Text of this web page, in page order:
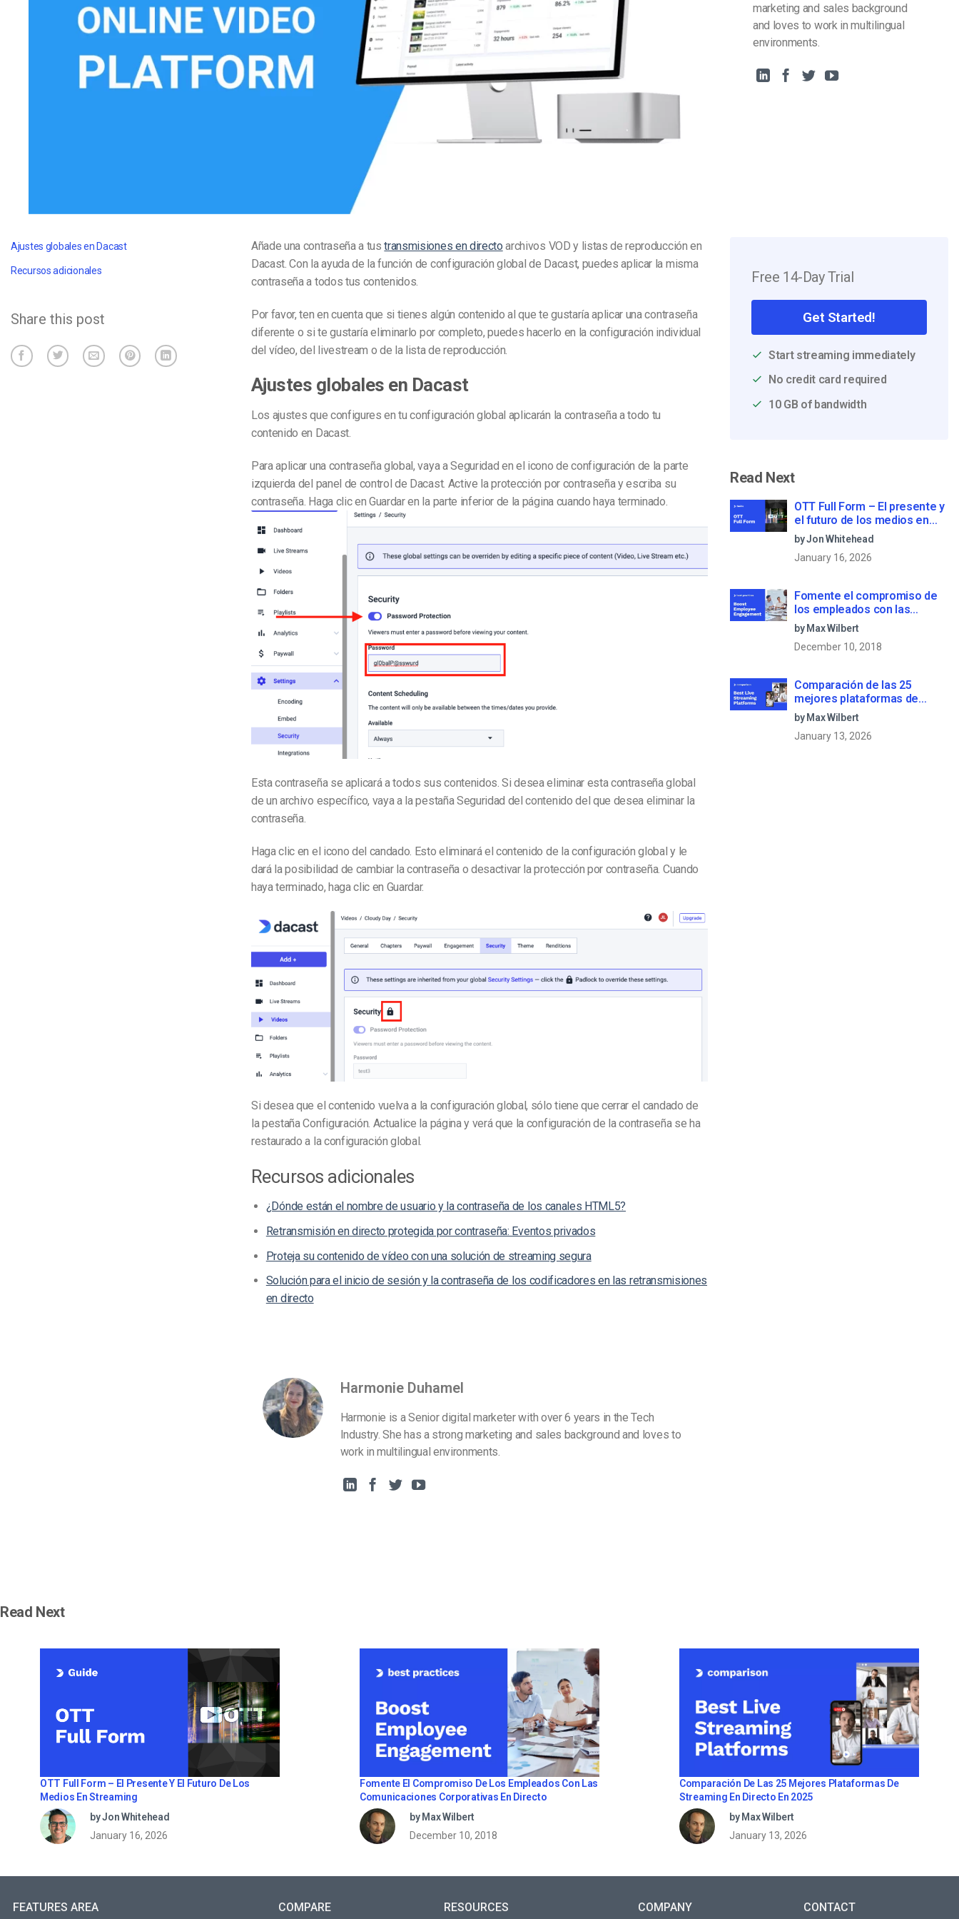
Privacidad y Seguridad
Marketing de Video
Aprendizaje en Línea
Emisoras de Radio y Televisión
marketing and sales background
and loves to work in multilingual
environments.
Ajustes globales en Dacast
Recursos adicionales
Share this post
Añade una contraseña a tustransmisiones en directo archivos VOD y listas de reproducción en
Dacast. Con la ayuda de la función de configuración global de Dacast, puedes aplicar la misma
contraseña a todos tus contenidos.
Por favor, ten en cuenta que si tienes algún contenido al que te gustaría aplicar una contraseña
diferente o si te gustaría eliminarlo por completo, puedes hacerlo en la configuración individual
del vídeo, del livestream o de la lista de reproducción.
Ajustes globales en Dacast
Los ajustes que configures en tu configuración global aplicarán la contraseña a todo tu
contenido en Dacast.
Para aplicar una contraseña global, vaya a Seguridad en el icono de configuración de la parte
izquierda del panel de control de Dacast. Active la protección por contraseña y escriba su
contraseña. Haga clic en Guardar en la parte inferior de la página cuando haya terminado.
Esta contraseña se aplicará a todos sus contenidos. Si desea eliminar esta contraseña global
de un archivo específico, vaya a la pestaña Seguridad del contenido del que desea eliminar la
contraseña.
Haga clic en el icono del candado. Esto eliminará el contenido de la configuración global y le
dará la posibilidad de cambiar la contraseña o desactivar la protección por contraseña. Cuando
haya terminado, haga clic en Guardar.
Si desea que el contenido vuelva a la configuración global, sólo tiene que cerrar el candado de
la pestaña Configuración. Actualice la página y verá que la configuración de la contraseña se ha
restaurado a la configuración global.
Recursos adicionales
¿Dónde están el nombre de usuario y la contraseña de los canales HTML5?
Retransmisión en directo protegida por contraseña: Eventos privados
Proteja su contenido de vídeo con una solución de streaming segura
Solución para el inicio de sesión y la contraseña de los codificadores en las retransmisiones
en directo
Harmonie Duhamel
Harmonie is a Senior digital marketer with over 6 years in the Tech
Industry. She has a strong marketing and sales background and loves to
work in multilingual environments.
Free 14-Day Trial
Get Started!
Start streaming immediately
No credit card required
10 GB of bandwidth
Read Next
OTT Full Form – El presente y
el futuro de los medios en
streaming
by Jon Whitehead
January 16, 2026
Fomente el compromiso de
los empleados con las
comunicaciones corporativas
en directo
by Max Wilbert
December 10, 2018
Comparación de las 25
mejores plataformas de
streaming en directo en 2025
by Max Wilbert
January 13, 2026
Read Next
OTT Full Form – El Presente Y El Futuro De Los
Medios En Streaming
by Jon Whitehead
January 16, 2026
Fomente El Compromiso De Los Empleados Con Las
Comunicaciones Corporativas En Directo
by Max Wilbert
December 10, 2018
Comparación De Las 25 Mejores Plataformas De
Streaming En Directo En 2025
by Max Wilbert
January 13, 2026
FEATURES AREA COMPARE RESOURCES COMPANY CONTACT